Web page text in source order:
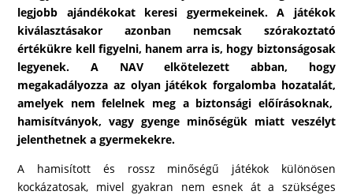
legjobb ajándékokat keresi gyermekeinek. A játékok
kiválasztásakor azonban nemcsak szórakoztató
értékükre kell figyelni, hanem arra is, hogy biztonságosak
legyenek. A NAV elkötelezett abban, hogy
megakadályozza az olyan játékok forgalomba hozatalát,
amelyek nem felelnek meg a biztonsági előírásoknak,
hamisítványok, vagy gyenge minőségük miatt veszélyt
jelenthetnek a gyermekekre.
A hamisított és rossz minőségű játékok különösen
kockázatosak, mivel gyakran nem esnek át a szükséges